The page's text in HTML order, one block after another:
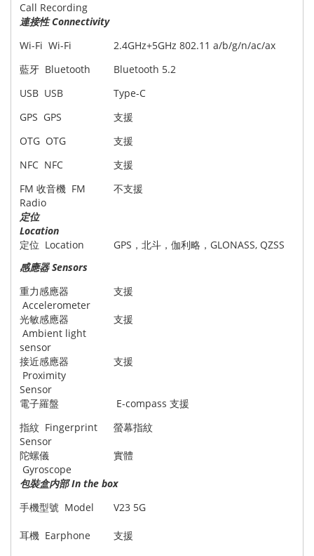
Call Recording
連接性 Connectivity
Wi-Fi Wi-Fi
2.4GHz+5GHz 802.11 a/b/g/n/ac/ax
藍牙 Bluetooth
Bluetooth 5.2
USB USB
Type-C
GPS GPS
支援
OTG OTG
支援
NFC NFC
支援
FM 收音機 FM
Radio
不支援
定位
Location
定位 Location
GPS，北斗，伽利略，GLONASS, QZSS
感應器 Sensors
重力感應器
Accelerometer
支援
光敏感應器
Ambient light
sensor
支援
接近感應器
Proximity
Sensor
支援
電子羅盤
E-compass 支援
指紋 Fingerprint
Sensor
螢幕指紋
陀螺儀
Gyroscope
實體
包裝盒内部 In the box
手機型號 Model
V23 5G
耳機 Earphone 支援